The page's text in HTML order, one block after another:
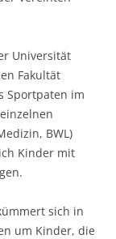
Universität
Fakultät
Sportpaten im
BWL)
Kinder mit
sich in
um Kinder, die